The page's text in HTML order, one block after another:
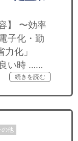
】 〜効率
子化・勤
力化」
い時 ……
続きを読む
の他